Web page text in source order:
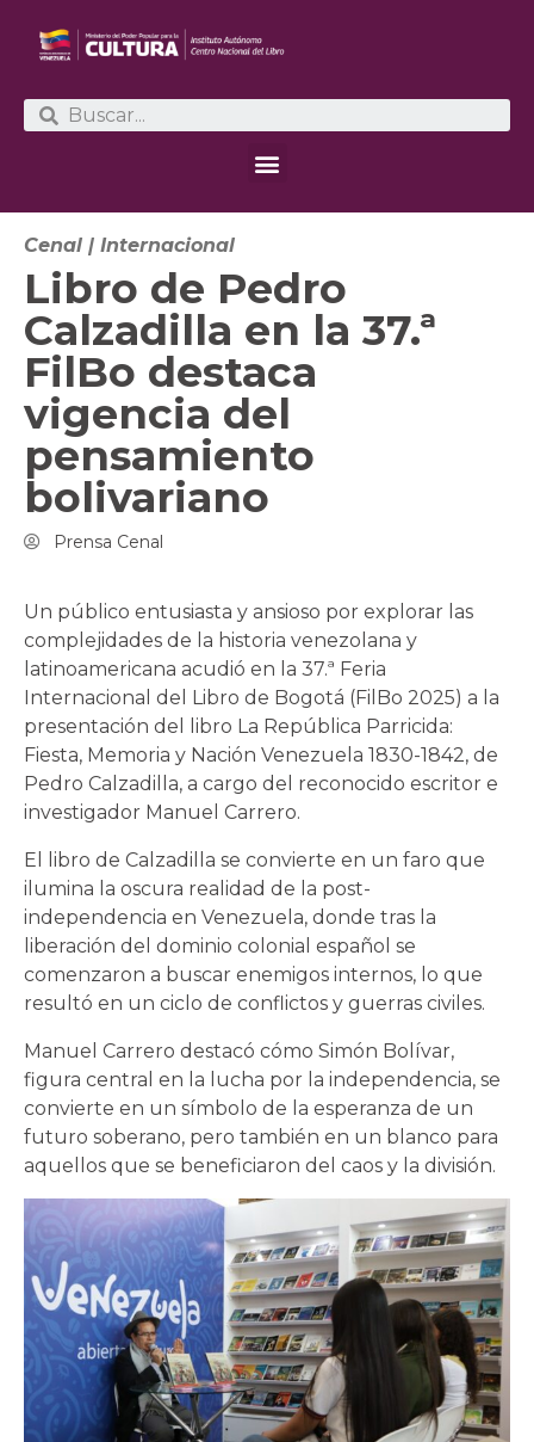
Cenal | Internacional
Libro de Pedro
Calzadilla en la 37.ª
FilBo destaca
vigencia del
pensamiento
bolivariano
Prensa Cenal
Un público entusiasta y ansioso por explorar las
complejidades de la historia venezolana y
latinoamericana acudió en la 37.ª Feria
Internacional del Libro de Bogotá (FilBo 2025) a la
presentación del libro La República Parricida:
Fiesta, Memoria y Nación Venezuela 1830-1842, de
Pedro Calzadilla, a cargo del reconocido escritor e
investigador Manuel Carrero.
El libro de Calzadilla se convierte en un faro que
ilumina la oscura realidad de la post-
independencia en Venezuela, donde tras la
liberación del dominio colonial español se
comenzaron a buscar enemigos internos, lo que
resultó en un ciclo de conflictos y guerras civiles.
Manuel Carrero destacó cómo Simón Bolívar,
figura central en la lucha por la independencia, se
convierte en un símbolo de la esperanza de un
futuro soberano, pero también en un blanco para
aquellos que se beneficiaron del caos y la división.